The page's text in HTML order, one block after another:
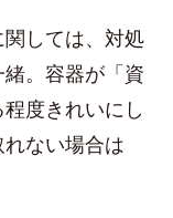
しては、対処
。容器が「資
度きれいにし
ない場合は